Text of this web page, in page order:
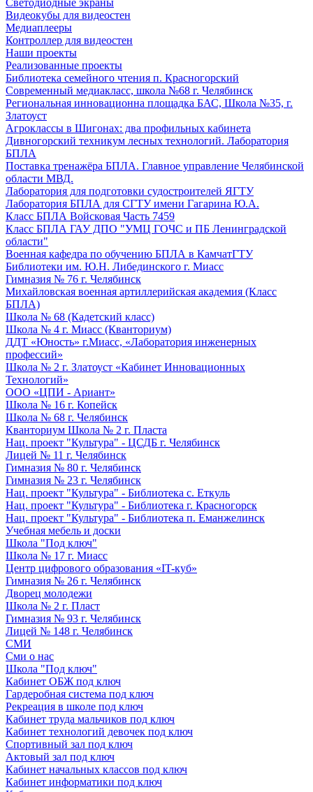
Светодиодные экраны
Видеокубы для видеостен
Медиаплееры
Контроллер для видеостен
Наши проекты
Реализованные проекты
Библиотека семейного чтения п. Красногорский
Современный медиакласс, школа №68 г. Челябинск
Региональная инновационна площадка БАС, Школа №35, г.
Златоуст
Агроклассы в Шигонах: два профильных кабинета
Дивногорский техникум лесных технологий. Лаборатория
БПЛА
Поставка тренажёра БПЛА. Главное управление Челябинской
области МВД.
Лаборатория для подготовки судостроителей ЯГТУ
Лаборатория БПЛА для СГТУ имени Гагарина Ю.А.
Класс БПЛА Войсковая Часть 7459
Класс БПЛА ГАУ ДПО "УМЦ ГОЧС и ПБ Ленинградской
области"
Военная кафедра по обучению БПЛА в КамчатГТУ
Библиотеки им. Ю.Н. Либединского г. Миасс
Гимназия № 76 г. Челябинск
Михайловская военная артиллерийская академия (Класс
БПЛА)
Школа № 68 (Кадетский класс)
Школа № 4 г. Миасс (Кванториум)
ДДТ «Юность» г.Миасс, «Лаборатория инженерных
профессий»
Школа № 2 г. Златоуст «Кабинет Инновационных
Технологий»
ООО «ЦПИ - Ариант»
Школа № 16 г. Копейск
Школа № 68 г. Челябинск
Кванториум Школа № 2 г. Пласта
Нац. проект "Культура" - ЦСДБ г. Челябинск
Лицей № 11 г. Челябинск
Гимназия № 80 г. Челябинск
Гимназия № 23 г. Челябинск
Нац. проект "Культура" - Библиотека с. Еткуль
Нац. проект "Культура" - Библиотека г. Красногорск
Нац. проект "Культура" - Библиотека п. Еманжелинск
Учебная мебель и доски
Школа "Под ключ"
Школа № 17 г. Миасс
Центр цифрового образования «IT-куб»
Гимназия № 26 г. Челябинск
Дворец молодежи
Школа № 2 г. Пласт
Гимназия № 93 г. Челябинск
Лицей № 148 г. Челябинск
СМИ
Сми о нас
Школа "Под ключ"
Кабинет ОБЖ под ключ
Гардеробная система под ключ
Рекреация в школе под ключ
Кабинет труда мальчиков под ключ
Кабинет технологий девочек под ключ
Спортивный зал под ключ
Актовый зал под ключ
Кабинет начальных классов под ключ
Кабинет информатики под ключ